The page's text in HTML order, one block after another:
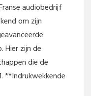
audiobedrijf
om zijn
Hier zijn de
die de
**Indrukwekkende